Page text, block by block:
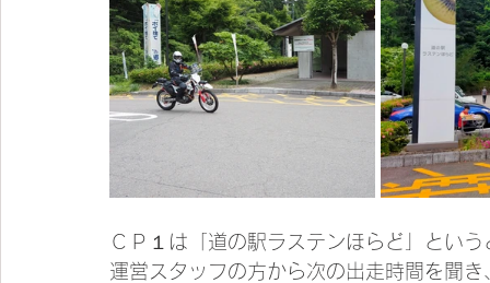
ＣＰ１は「道の駅ラステンほらど」とい
運営スタッフの方から次の出走時間を聞